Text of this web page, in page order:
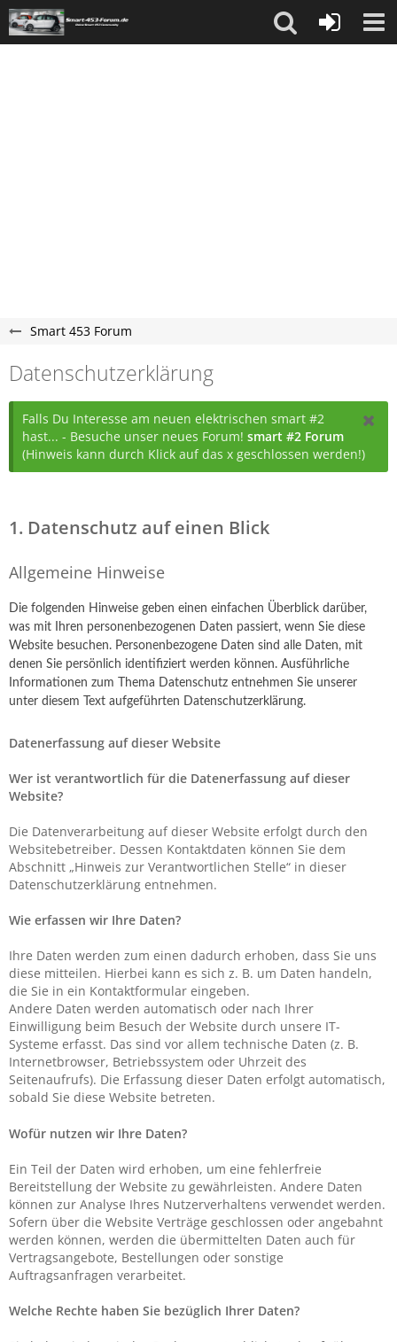
Smart 453 Forum
Datenschutzerklärung
Falls Du Interesse am neuen elektrischen smart #2
hast... - Besuche unser neues Forum! smart #2 Forum
(Hinweis kann durch Klick auf das x geschlossen werden!)
1. Datenschutz auf einen Blick
Allgemeine Hinweise
Die folgenden Hinweise geben einen einfachen Überblick darüber,
was mit Ihren personenbezogenen Daten passiert, wenn Sie diese
Website besuchen. Personenbezogene Daten sind alle Daten, mit
denen Sie persönlich identifiziert werden können. Ausführliche
Informationen zum Thema Datenschutz entnehmen Sie unserer
unter diesem Text aufgeführten Datenschutzerklärung.
Datenerfassung auf dieser Website
Wer ist verantwortlich für die Datenerfassung auf dieser
Website?
Die Datenverarbeitung auf dieser Website erfolgt durch den
Websitebetreiber. Dessen Kontaktdaten können Sie dem
Abschnitt „Hinweis zur Verantwortlichen Stelle“ in dieser
Datenschutzerklärung entnehmen.
Wie erfassen wir Ihre Daten?
Ihre Daten werden zum einen dadurch erhoben, dass Sie uns
diese mitteilen. Hierbei kann es sich z. B. um Daten handeln,
die Sie in ein Kontaktformular eingeben.
Andere Daten werden automatisch oder nach Ihrer
Einwilligung beim Besuch der Website durch unsere IT-
Systeme erfasst. Das sind vor allem technische Daten (z. B.
Internetbrowser, Betriebssystem oder Uhrzeit des
Seitenaufrufs). Die Erfassung dieser Daten erfolgt automatisch,
sobald Sie diese Website betreten.
Wofür nutzen wir Ihre Daten?
Ein Teil der Daten wird erhoben, um eine fehlerfreie
Bereitstellung der Website zu gewährleisten. Andere Daten
können zur Analyse Ihres Nutzerverhaltens verwendet werden.
Sofern über die Website Verträge geschlossen oder angebahnt
werden können, werden die übermittelten Daten auch für
Vertragsangebote, Bestellungen oder sonstige
Auftragsanfragen verarbeitet.
Welche Rechte haben Sie bezüglich Ihrer Daten?